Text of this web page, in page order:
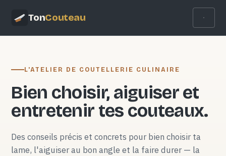
TonCouteau
L'ATELIER DE COUTELLERIE CULINAIRE
Bien choisir, aiguiser et
entretenir tes couteaux.
Des conseils précis et concrets pour bien choisir ta
lame, l'aiguiser au bon angle et la faire durer — la